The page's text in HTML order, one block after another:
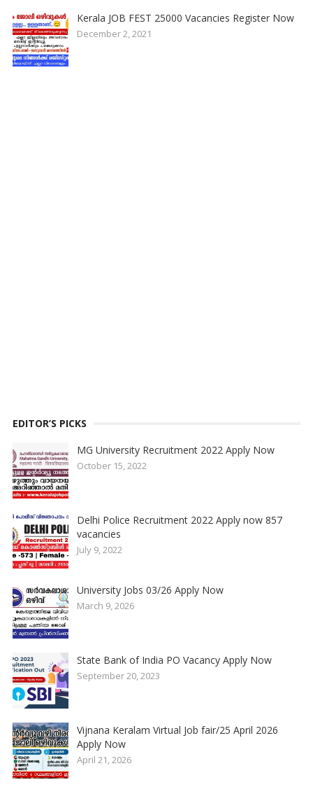
Kerala JOB FEST 25000 Vacancies Register Now
December 2, 2021
EDITOR’S PICKS
MG University Recruitment 2022 Apply Now
October 15, 2022
Delhi Police Recruitment 2022 Apply now 857
vacancies
July 9, 2022
University Jobs 03/26 Apply Now
March 9, 2026
State Bank of India PO Vacancy Apply Now
September 20, 2023
Vijnana Keralam Virtual Job fair/25 April 2026
Apply Now
April 21, 2026